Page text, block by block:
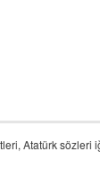
Atatürk sözleri